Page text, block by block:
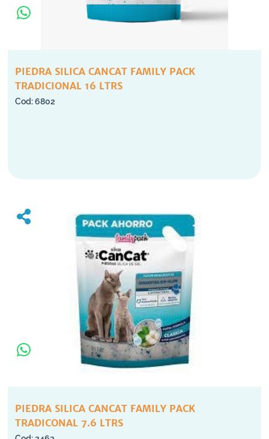
PIEDRA SILICA CANCAT FAMILY PACK
TRADICIONAL 16 LTRS
6802
PIEDRA SILICA CANCAT FAMILY PACK
TRADICONAL 7.6 LTRS